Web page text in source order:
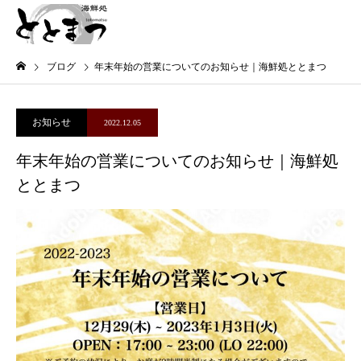
ブログ 年末年始の営業についてのお知らせ｜海鮮処ととまつ
お知らせ 2022.12.05
年末年始の営業についてのお知らせ｜海鮮処
ととまつ